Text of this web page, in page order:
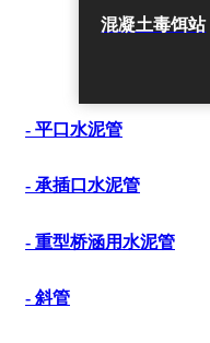
混凝土毒饵站
- 平口水泥管
- 承插口水泥管
- 重型桥涵用水泥管
- 斜管